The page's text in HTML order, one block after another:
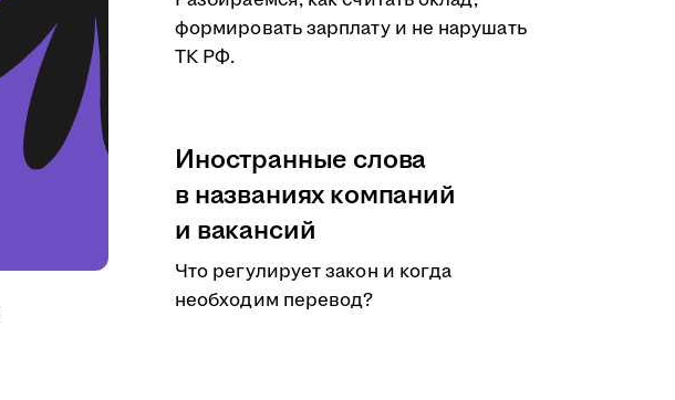
формировать зарплату и не нарушать
ТК РФ.
Иностранные слова
в названиях компаний
и вакансий
Что регулирует закон и когда
необходим перевод?